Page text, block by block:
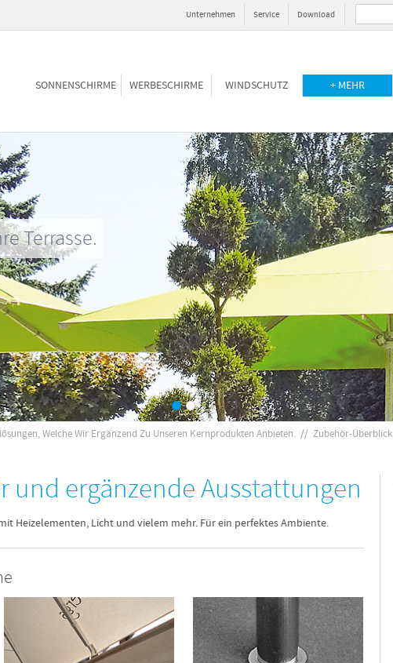
Unternehmen Service Download
SONNENSCHIRME WERBESCHIRME WINDSCHUTZ + MEHR
Terrasse.
Welche Wir Ergänzend Zu Unseren Kernprodukten Anbieten. // Zubehör-Überblick
und ergänzende Ausstattungen
Heizelementen, Licht und vielem mehr. Für ein perfektes Ambiente.